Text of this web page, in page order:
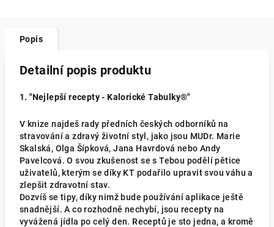
Popis
Detailní popis produktu
1. "Nejlepší recepty - Kalorické Tabulky®"
V knize najdeš rady předních českých odborníků na
stravování a zdravý životní styl, jako jsou MUDr. Marie
Skalská, Olga Šípková, Jana Havrdová nebo Andy
Pavelcová. O svou zkušenost se s Tebou podělí pětice
uživatelů, kterým se díky KT podařilo upravit svou váhu a
zlepšit zdravotní stav.
Dozvíš se tipy, díky nimž bude používání aplikace ještě
snadnější. A co rozhodně nechybí, jsou recepty na
vyvážená jídla po celý den. Receptů je sto jedna, a kromě